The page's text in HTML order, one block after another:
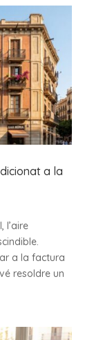
a la
l’aire
a la factura
resoldre un